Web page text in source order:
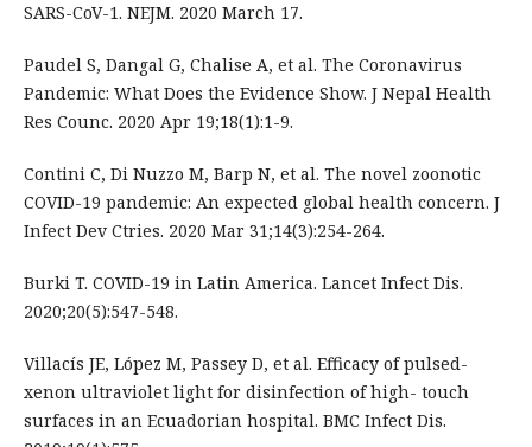
SARS-CoV-1. NEJM. 2020 March 17.
Paudel S, Dangal G, Chalise A, et al. The Coronavirus
Pandemic: What Does the Evidence Show. J Nepal Health
Res Counc. 2020 Apr 19;18(1):1-9.
Contini C, Di Nuzzo M, Barp N, et al. The novel zoonotic
COVID-19 pandemic: An expected global health concern. J
Infect Dev Ctries. 2020 Mar 31;14(3):254-264.
Burki T. COVID-19 in Latin America. Lancet Infect Dis.
2020;20(5):547-548.
Villacís JE, López M, Passey D, et al. Efficacy of pulsed-
xenon ultraviolet light for disinfection of high- touch
surfaces in an Ecuadorian hospital. BMC Infect Dis.